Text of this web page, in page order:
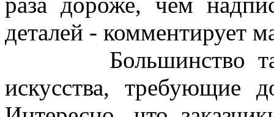
деталей - комментирует
Большинство тату
искусства, требующие